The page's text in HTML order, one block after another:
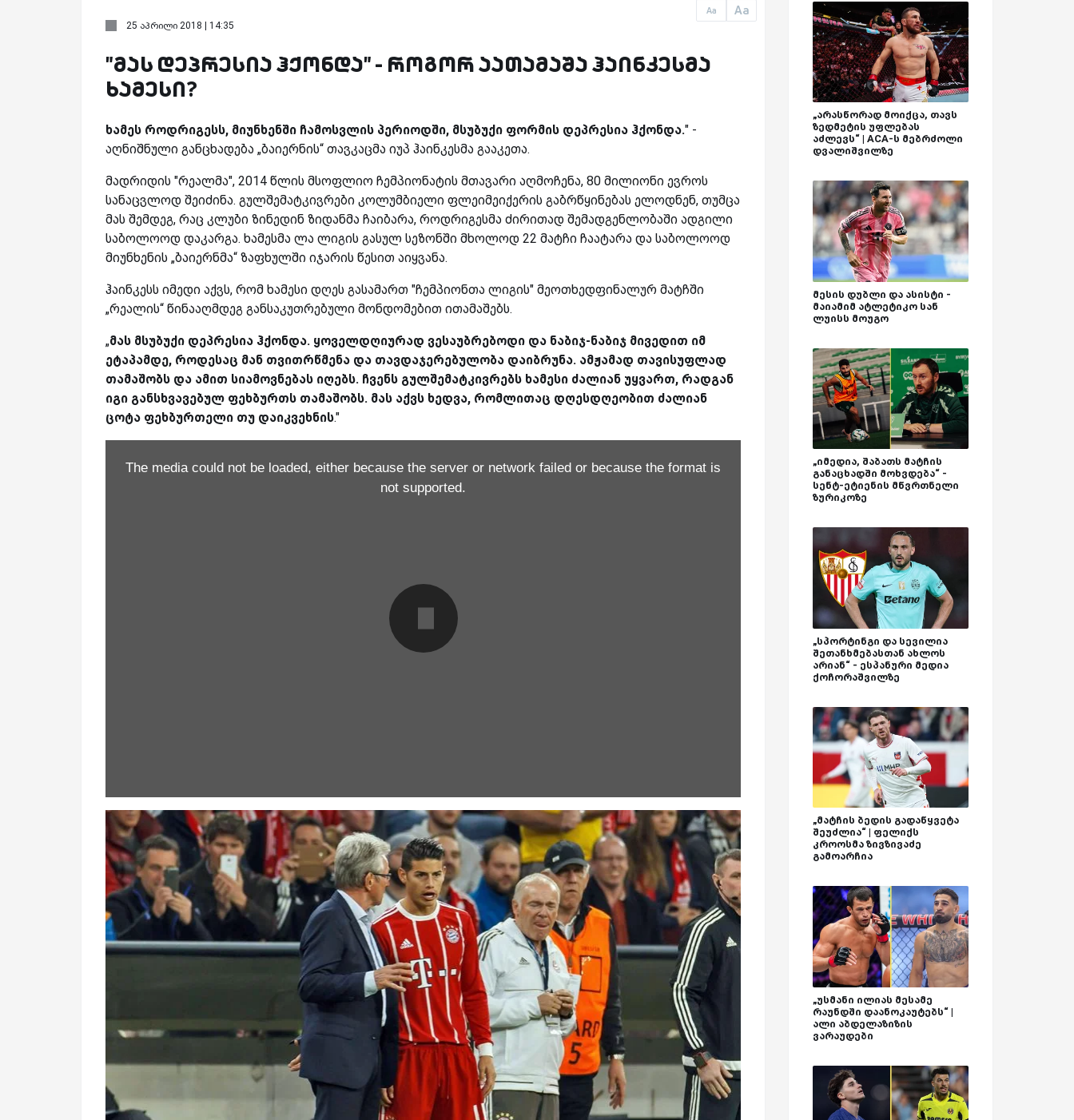
Aa Aa
25 აპრილი 2018 | 14:35
"მას დეპრესია ჰქონდა" - როგორ აათამაშა ჰაინკესმა
ხამესი?
ხამეს როდრიგესს, მიუნხენში ჩამოსვლის პერიოდში, მსუბუქი ფორმის დეპრესია ჰქონდა." -
აღნიშნული განცხადება „ბაიერნის“ თავკაცმა იუპ ჰაინკესმა გააკეთა.
მადრიდის "რეალმა", 2014 წლის მსოფლიო ჩემპიონატის მთავარი აღმოჩენა, 80 მილიონი ევროს
სანაცვლოდ შეიძინა. გულშემატკივრები კოლუმბიელი ფლეიმეიქერის გაბრწყინებას ელოდნენ, თუმცა
მას შემდეგ, რაც კლუბი ზინედინ ზიდანმა ჩაიბარა, როდრიგესმა ძირითად შემადგენლობაში ადგილი
საბოლოოდ დაკარგა. ხამესმა ლა ლიგის გასულ სეზონში მხოლოდ 22 მატჩი ჩაატარა და საბოლოოდ
მიუნხენის „ბაიერნმა“ ზაფხულში იჯარის წესით აიყვანა.
ჰაინკესს იმედი აქვს, რომ ხამესი დღეს გასამართ "ჩემპიონთა ლიგის" მეოთხედფინალურ მატჩში
„რეალის“ წინააღმდეგ განსაკუთრებული მონდომებით ითამაშებს.
„მას მსუბუქი დეპრესია ჰქონდა. ყოველდღიურად ვესაუბრებოდი და ნაბიჯ-ნაბიჯ მივედით იმ
ეტაპამდე, როდესაც მან თვითრწმენა და თავდაჯერებულობა დაიბრუნა. ამჟამად თავისუფლად
თამაშობს და ამით სიამოვნებას იღებს. ჩვენს გულშემატკივრებს ხამესი ძალიან უყვართ, რადგან
იგი განსხვავებულ ფეხბურთს თამაშობს. მას აქვს ხედვა, რომლითაც დღესდღეობით ძალიან
ცოტა ფეხბურთელი თუ დაიკვეხნის."
The media could not be loaded, either because the server or network failed or because the format is
not supported.
„არასწორად მოიქცა, თავს
ზედმეტის უფლებას
აძლევს“ | ACA-ს მებრძოლი
დვალიშვილზე
მესის დუბლი და ასისტი -
მაიამიმ ატლეტიკო სან
ლუისს მოუგო
„იმედია, შაბათს მატჩის
განაცხადში მოხვდება“ -
სენტ-ეტიენის მწვრთნელი
ზურიკოზე
„სპორტინგი და სევილია
შეთანხმებასთან ახლოს
არიან“ - ესპანური მედია
ქოჩორაშვილზე
„მატჩის ბედის გადაწყვეტა
შეუძლია“ | ფელიქს
კროოსმა ზივზივაძე
გამოარჩია
„უსმანი ილიას მესამე
რაუნდში დაანოკაუტებს“ |
ალი აბდელაზიზის
ვარაუდები